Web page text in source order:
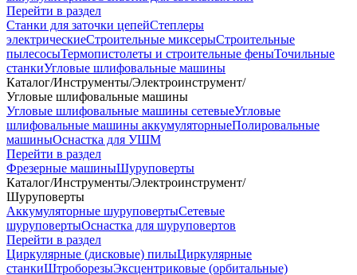
Перейти в раздел
Станки для заточки цепейСтеплеры
электрическиеСтроительные миксерыСтроительные
пылесосыТермопистолеты и строительные феныТочильные
станкиУгловые шлифовальные машины
Каталог/Инструменты/Электроинструмент/
Угловые шлифовальные машины
Угловые шлифовальные машины сетевыеУгловые
шлифовальные машины аккумуляторныеПолировальные
машиныОснастка для УШМ
Перейти в раздел
Фрезерные машиныШуруповерты
Каталог/Инструменты/Электроинструмент/
Шуруповерты
Аккумуляторные шуруповертыСетевые
шуруповертыОснастка для шуруповертов
Перейти в раздел
Циркулярные (дисковые) пилыЦиркулярные
станкиШтроборезыЭксцентриковые (орбитальные)